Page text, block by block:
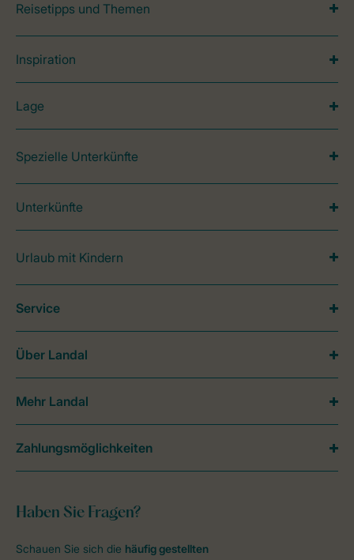
Reisetipps und Themen
Inspiration
Lage
Spezielle Unterkünfte
Unterkünfte
Urlaub mit Kindern
Haben Sie Fragen?
Schauen Sie sich die häufig gestellten
Service
Über Landal
Mehr Landal
Zahlungsmöglichkeiten